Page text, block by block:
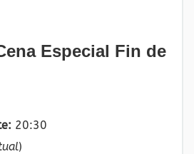
Especial Fin de
20:30
)